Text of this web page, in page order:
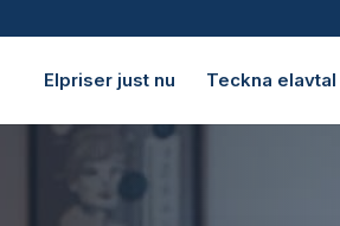
Elpriser just nu Teckna elavtal